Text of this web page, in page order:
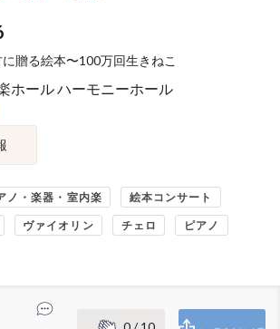
贈る絵本〜100万回生きねこ
ホール ハーモニーホール
ノ・楽器・室内楽 絵本コンサート
ヴァイオリン チェロ ピアノ